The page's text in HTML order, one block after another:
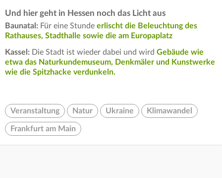
Und hier geht in Hessen noch das Licht aus
Baunatal: Für eine Stunde erlischt die Beleuchtung des
Rathauses, Stadthalle sowie die am Europaplatz
Kassel: Die Stadt ist wieder dabei und wird Gebäude wie
etwa das Naturkundemuseum, Denkmäler und Kunstwerke
wie die Spitzhacke verdunkeln.
Veranstaltung Natur Ukraine Klimawandel
Frankfurt am Main